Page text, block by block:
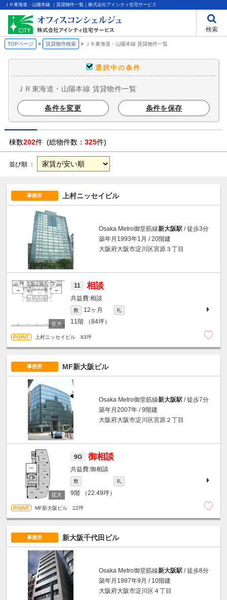
ＪＲ東海道・山陽本線 ｜賃貸物件一覧｜株式会社アイシティ住宅サービス
検索
TOPページ 賃貸物件検索 ＪＲ東海道・山陽本線 賃貸物件一覧
選択中の条件
ＪＲ東海道・山陽本線 賃貸物件一覧
条件を変更 条件を保存
棟数202件 (総物件数： 325件)
並び順 ：
事務所 上村ニッセイビル
Osaka Metro御堂筋線新大阪駅 / 徒歩3分
築年月1993年1月 / 20階建
大阪府大阪市淀川区宮原３丁目
11 相談
相談
敷 12ヶ月 礼
11階 （84坪）
上村ニッセイビル 83坪
事務所 MF新大阪ビル
Osaka Metro御堂筋線新大阪駅 / 徒歩7分
築年月2007年 / 9階建
大阪府大阪市淀川区宮原２丁目
9G 御相談
御相談
敷 礼
9階 （22.49坪）
MF新大阪ビル 22坪
事務所 新大阪千代田ビル
Osaka Metro御堂筋線新大阪駅 / 徒歩8分
築年月1987年9月 / 10階建
大阪府大阪市淀川区４丁目